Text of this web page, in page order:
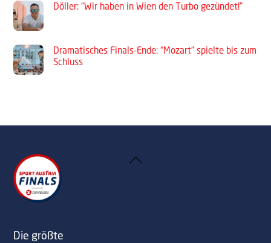
Döller: “Wir haben in Wien den Turbo gezündet!”
Dramatisches Finals-Ende: “Mozart” spielte bis zum
Schluss
Back
Die größte